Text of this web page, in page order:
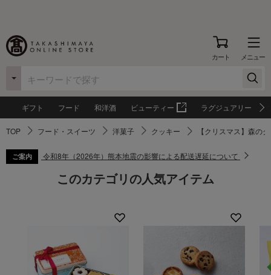
カート メニュー
ギフト フード 和洋酒 ビューティー ラグジュアリー
TOP フード・スイーツ 洋菓子 クッキー 【クリスマス】森の
ご案内 令和8年（2026年）熊本地震の影響による配送遅延について
このカテゴリの人気アイテム